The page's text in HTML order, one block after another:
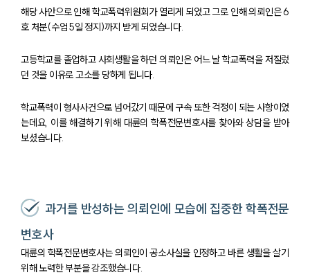
해당 사안으로 인해 학교폭력위원회가 열리게 되었고 그로 인해 의뢰인은 6
호 처분(수업 5일 정지)까지 받게 되었습니다.
고등학교를 졸업하고 사회생활을 하던 의뢰인은 어느 날 학교폭력을 저질렀
던 것을 이유로 고소를 당하게 됩니다.
학교폭력이 형사사건으로 넘어갔기 때문에 구속 또한 걱정이 되는 사항이었
는데요, 이를 해결하기 위해 대륜의 학폭전문변호사를 찾아와 상담을 받아
보셨습니다.
과거를 반성하는 의뢰인에 모습에 집중한 학폭전문
변호사
대륜의 학폭전문변호사는 의뢰인이 공소사실을 인정하고 바른 생활을 살기
위해 노력한 부분을 강조했습니다.